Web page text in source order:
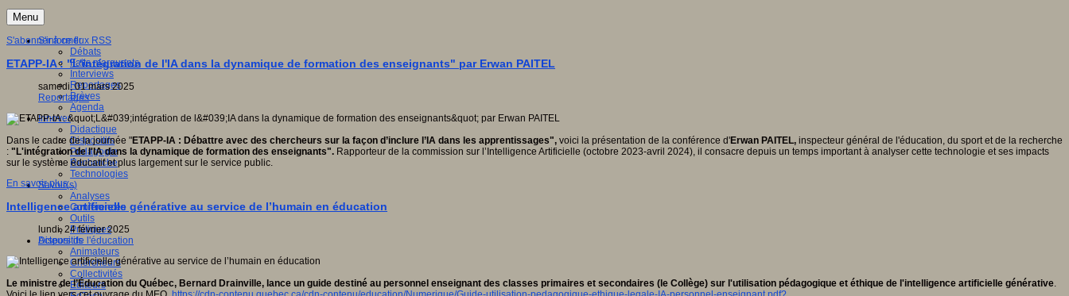
Menu
S'informer
Débats
Faits marquants
Interviews
Reportages
Brèves
Agenda
Innover
Didactique
Dispositifs
Pédagogie
Recherche
Technologies
Savoir(s)
Analyses
Conférences
Outils
Pratiques
Acteurs de l'éducation
Animateurs
Chercheurs
Collectivités
Editeurs
S'abonner à ce flux RSS
ETAPP-IA : "L'intégration de l'IA dans la dynamique de formation des enseignants" par Erwan PAITEL
samedi, 01 mars 2025
Reportages
Dans le cadre de la journée "ETAPP-IA : Débattre avec des chercheurs sur la façon d’inclure l’IA dans les apprentissages", voici la présentation de la conférence d'Erwan PAITEL, inspecteur général de l'éducation, du sport et de la recherche
: "L'intégration de l'IA dans la dynamique de formation des enseignants". Rapporteur de la commission sur l’Intelligence Artificielle (octobre 2023-avril 2024), il consacre depuis un temps important à analyser cette technologie et ses impacts
sur le système éducatif et plus largement sur le service public.
En savoir plus...
Intelligence artificielle générative au service de l’humain en éducation
lundi, 24 février 2025
Dispositifs
Le ministre de l’Éducation du Québec, Bernard Drainville, lance un guide destiné au personnel enseignant des classes primaires et secondaires (le Collège) sur l'utilisation pédagogique et éthique de l'intelligence artificielle générative.